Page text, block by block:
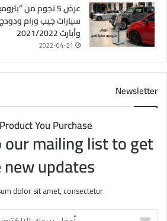
عرض 5 نجوم من
سيارات جيب ورام
وأبارث 2021/2022
2022-04-21
Newsletter
You Purchase
our mailing list to get
updates!
dolor sit amet, consectetur.